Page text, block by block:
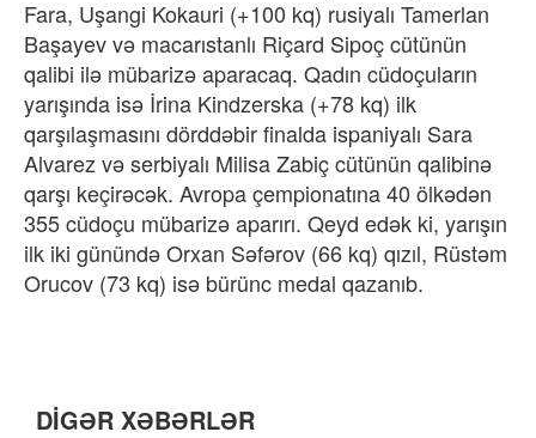
Fara, Uşangi Kokauri (+100 kq) rusiyalı Tamerlan
Başayev və macarıstanlı Riçard Sipoç cütünün
qalibi ilə mübarizə aparacaq. Qadın cüdoçuların
yarışında isə İrina Kindzerska (+78 kq) ilk
qarşılaşmasını dörddəbir finalda ispaniyalı Sara
Alvarez və serbiyalı Milisa Zabiç cütünün qalibinə
qarşı keçirəcək. Avropa çempionatına 40 ölkədən
355 cüdoçu mübarizə aparırı. Qeyd edək ki, yarışın
ilk iki günündə Orxan Səfərov (66 kq) qızıl, Rüstəm
Orucov (73 kq) isə bürünc medal qazanıb.
DİGƏR XƏBƏRLƏR